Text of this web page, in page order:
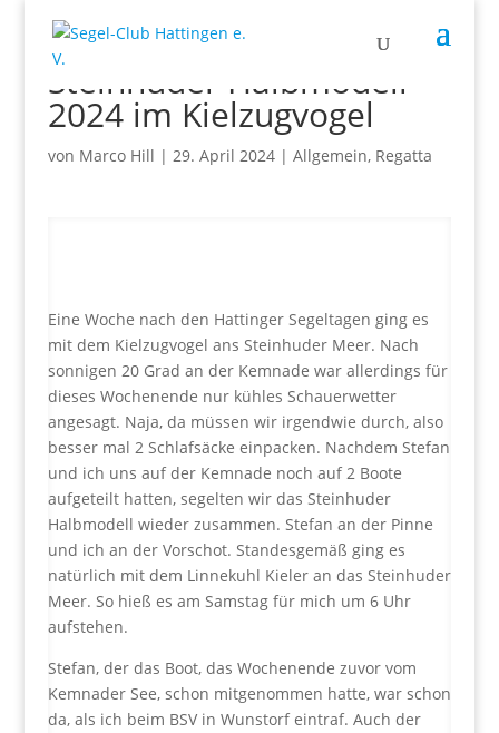
Steinhuder Halbmodell
2024 im Kielzugvogel
von Marco Hill | 29. April 2024| Allgemein, Regatta
Eine Woche nach den Hattinger Segeltagen ging es
mit dem Kielzugvogel ans Steinhuder Meer. Nach
sonnigen 20 Grad an der Kemnade war allerdings für
dieses Wochenende nur kühles Schauerwetter
angesagt. Naja, da müssen wir irgendwie durch, also
besser mal 2 Schlafsäcke einpacken. Nachdem Stefan
und ich uns auf der Kemnade noch auf 2 Boote
aufgeteilt hatten, segelten wir das Steinhuder
Halbmodell wieder zusammen. Stefan an der Pinne
und ich an der Vorschot. Standesgemäß ging es
natürlich mit dem Linnekuhl Kieler an das Steinhuder
Meer. So hieß es am Samstag für mich um 6 Uhr
aufstehen.
Stefan, der das Boot, das Wochenende zuvor vom
Kemnader See, schon mitgenommen hatte, war schon
da, als ich beim BSV in Wunstorf eintraf. Auch der